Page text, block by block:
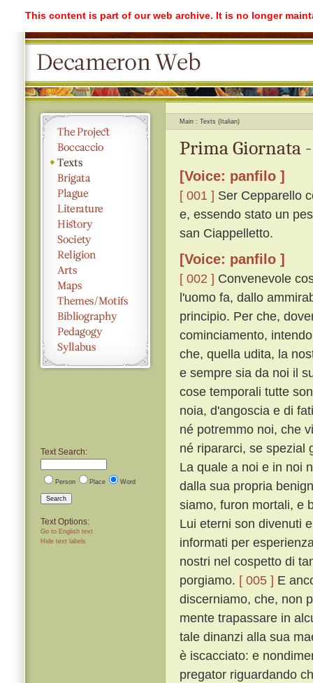
This content is part of our web archive. It is no longer
Text Search:
Person Place Word
Search
Text Options:
Go to English text
Hide text labels
Main Texts (Italian)
Prima Giornata
[Voice: panfilo ]
[ 001 ] Ser Cepparello
e, essendo stato un
san Ciappelletto.
[Voice: panfilo ]
[ 002 ] Convenevole
l'uomo fa, dallo
principio. Per che,
cominciamento,
che, quella udita, la
e sempre sia da noi il
cose temporali tutte
noia, d'angoscia e di
né potremmo noi, che
né ripararci, se spezial
La quale a noi e in noi
dalla sua propria
siamo, furon mortali, e
Lui eterni son divenuti
informati per
nostri nel cospetto di
porgiamo. [ 005 ] E
discerniamo, che, non
mente trapassare in
tale dinanzi alla sua
è iscacciato: e
pregator riguardando